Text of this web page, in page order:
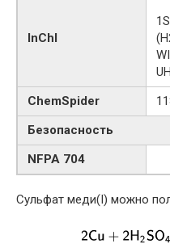
InChI
ChemSpider
Безопасность
NFPA 704
Сульфат меди(I) можно